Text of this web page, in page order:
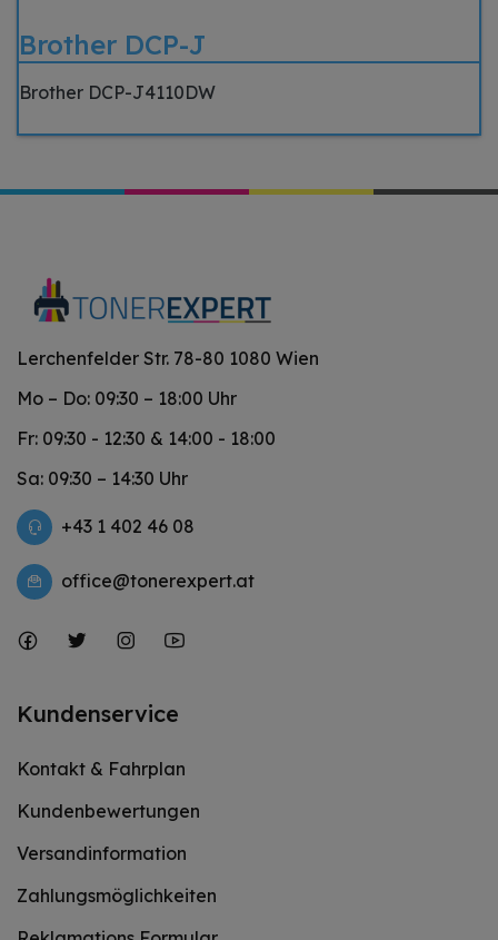
Brother DCP-J
Brother DCP-J4110DW
Lerchenfelder Str. 78-80 1080 Wien
Mo – Do: 09:30 – 18:00 Uhr
Fr: 09:30 - 12:30 & 14:00 - 18:00
Sa: 09:30 – 14:30 Uhr
+43 1 402 46 08
office@tonerexpert.at
Kundenservice
Kontakt & Fahrplan
Kundenbewertungen
Versandinformation
Zahlungsmöglichkeiten